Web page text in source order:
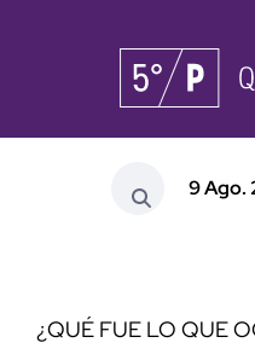
9 Ago.
¿QUÉ FUE LO QUE